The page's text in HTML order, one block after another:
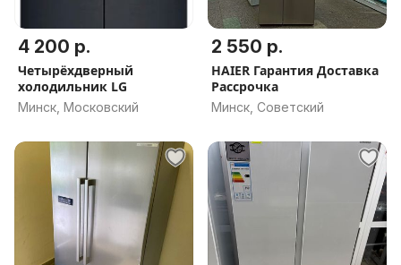
4 200 р.
Четырёхдверный
холодильник LG
Минск, Московский
2 550 р.
HAIER Гарантия Доставка
Рассрочка
Минск, Советский